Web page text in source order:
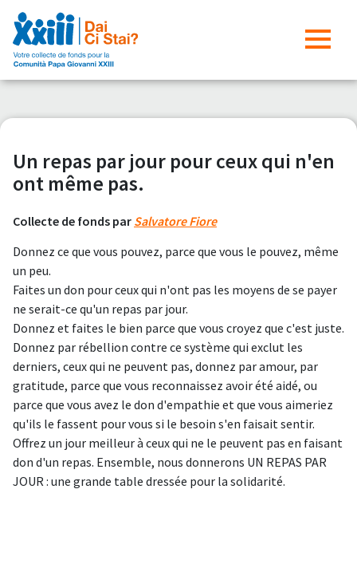
Un repas par jour pour ceux qui n'en
ont même pas.
Collecte de fonds par Salvatore Fiore
Donnez ce que vous pouvez, parce que vous le pouvez, même
un peu.
Faites un don pour ceux qui n'ont pas les moyens de se payer
ne serait-ce qu'un repas par jour.
Donnez et faites le bien parce que vous croyez que c'est juste.
Donnez par rébellion contre ce système qui exclut les
derniers, ceux qui ne peuvent pas, donnez par amour, par
gratitude, parce que vous reconnaissez avoir été aidé, ou
parce que vous avez le don d'empathie et que vous aimeriez
qu'ils le fassent pour vous si le besoin s'en faisait sentir.
Offrez un jour meilleur à ceux qui ne le peuvent pas en faisant
don d'un repas. Ensemble, nous donnerons UN REPAS PAR
JOUR : une grande table dressée pour la solidarité.